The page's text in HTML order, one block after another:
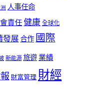
人事任命
責任健康全球化
發展合作國際
新能源旅遊業績
財富管理 財經